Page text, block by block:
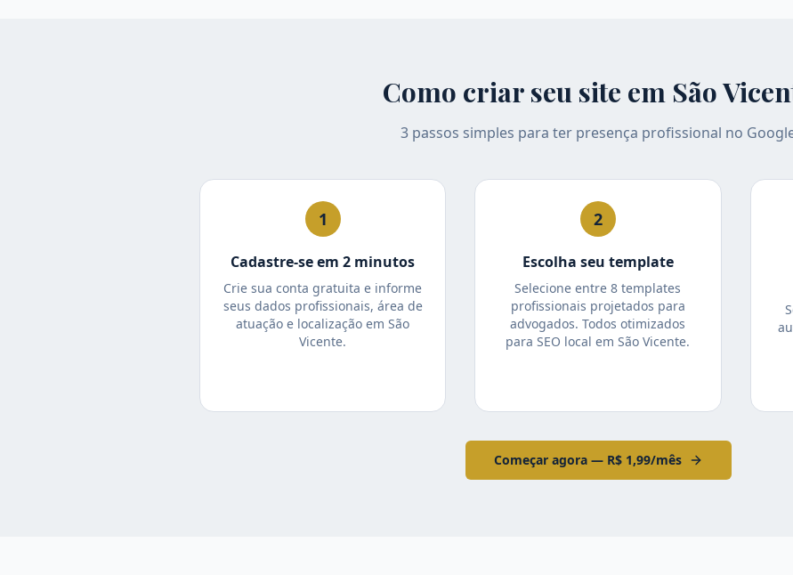
Como criar seu site em São
3 passos simples para ter presença profissional no
1
Cadastre-se em 2 minutos
Crie sua conta gratuita e informe
seus dados profissionais, área de
atuação e localização em São
Vicente.
2
Escolha seu template
Selecione entre 8 templates
profissionais projetados para
advogados. Todos otimizados
para SEO local em São Vicente.
Começar agora — R$ 1,99/mês